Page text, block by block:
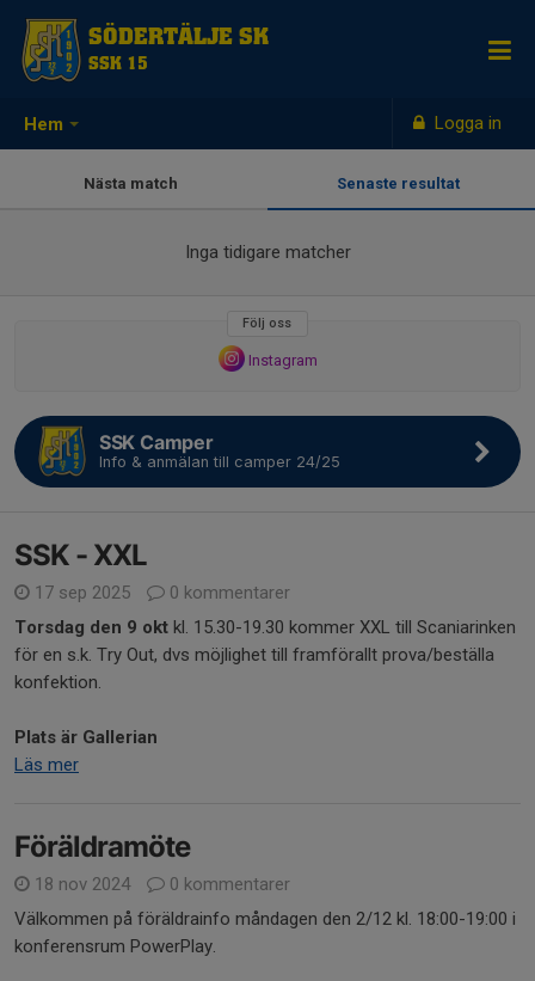
Hem Logga in
SÖDERTÄLJE SK
SSK 15
Nästa match Senaste resultat
Inga tidigare matcher
Följ oss
Instagram
SSK Camper
Info & anmälan till camper 24/25
SSK - XXL
17 sep 2025
0 kommentarer
Torsdag den 9 okt kl. 15.30-19.30 kommer XXL till Scaniarinken
för en s.k. Try Out, dvs möjlighet till framförallt prova/beställa
konfektion.
Plats är Gallerian
Läs mer
Föräldramöte
18 nov 2024
0 kommentarer
Välkommen på föräldrainfo måndagen den 2/12 kl. 18:00-19:00 i
konferensrum PowerPlay.